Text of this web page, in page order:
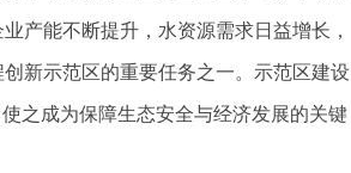
产能不断提升，水资源需求日益增长，
新示范区的重要任务之一。示范区建设
之成为保障生态安全与经济发展的关键